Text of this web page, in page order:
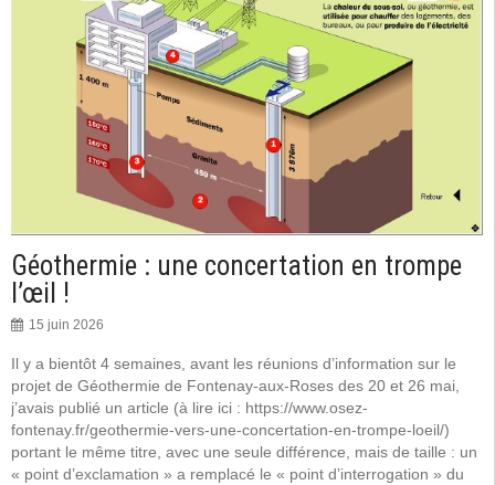
Géothermie : une concertation en trompe
l’œil !
15 juin 2026
Il y a bientôt 4 semaines, avant les réunions d’information sur le
projet de Géothermie de Fontenay-aux-Roses des 20 et 26 mai,
j’avais publié un article (à lire ici : https://www.osez-
fontenay.fr/geothermie-vers-une-concertation-en-trompe-loeil/)
portant le même titre, avec une seule différence, mais de taille : un
« point d’exclamation » a remplacé le « point d’interrogation » du